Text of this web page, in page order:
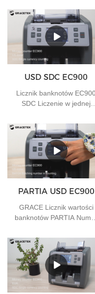
USD SDC EC900
Licznik banknotów
SDC Liczenie w jednej
PARTIA USD EC900
GRACE Licznik wartości
banknotów PARTIA Numer